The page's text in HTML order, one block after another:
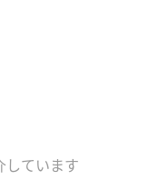
しています